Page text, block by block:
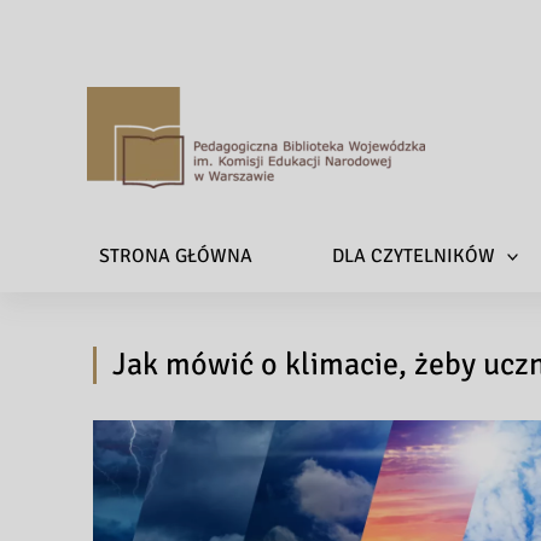
a
g
i
z
n
B
STRONA GŁÓWNA DLA CZYTELNIKÓW
Jak mówić o klimacie, żeby